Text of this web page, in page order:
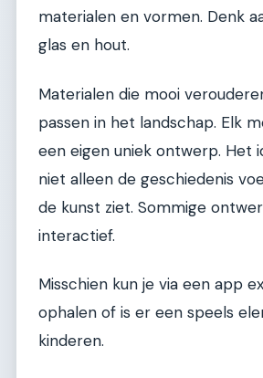
materialen en vormen. Denk
glas en hout.
Materialen die mooi
passen in het landschap. Elk
een eigen uniek ontwerp. Het
niet alleen de geschiedenis
de kunst ziet. Sommige
interactief.
Misschien kun je via een app
ophalen of is er een speels
kinderen.